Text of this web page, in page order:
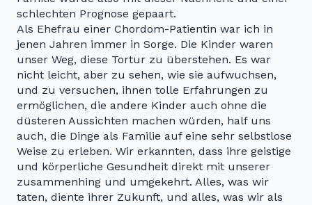
schlechten Prognose gepaart.
Als Ehefrau einer Chordom-Patientin war ich in
jenen Jahren immer in Sorge. Die Kinder waren
unser Weg, diese Tortur zu überstehen. Es war
nicht leicht, aber zu sehen, wie sie aufwuchsen,
und zu versuchen, ihnen tolle Erfahrungen zu
ermöglichen, die andere Kinder auch ohne die
düsteren Aussichten machen würden, half uns
auch, die Dinge als Familie auf eine sehr selbstlose
Weise zu erleben. Wir erkannten, dass ihre geistige
und körperliche Gesundheit direkt mit unserer
zusammenhing und umgekehrt. Alles, was wir
taten, diente ihrer Zukunft, und alles, was wir als